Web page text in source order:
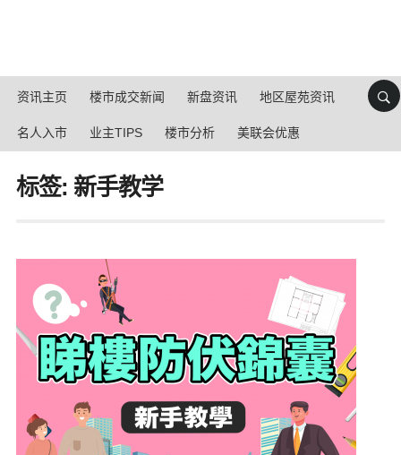
资讯主页 楼市成交新闻 新盘资讯 地区屋苑资讯
名人入市 业主TIPS 楼市分析 美联会优惠
标签: 新手教学